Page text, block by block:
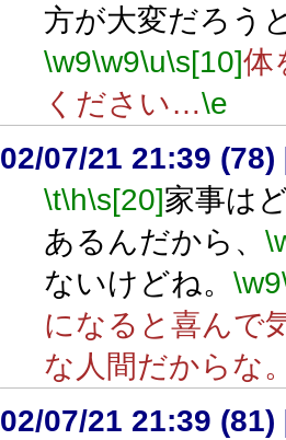
方が大変だろう
\w9\w9\u\s[10]体
ください…\e
02/07/21 21:39 (78)
\t\h\s[20]家事は
あるんだから、
ないけどね。 \w9
になると喜んで
な人間だからな
02/07/21 21:39 (81)